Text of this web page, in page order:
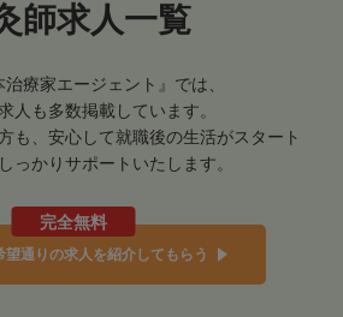
師求人一覧
治療家エージェント』では、
人も多数掲載しています。
も、安心して就職後の生活がスタート
っかりサポートいたします。
完全無料
望通りの求人を紹介してもらう